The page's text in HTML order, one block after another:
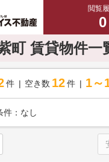
閲覧
0
町 賃貸物件一
件 空き数 12 件 1～
： なし